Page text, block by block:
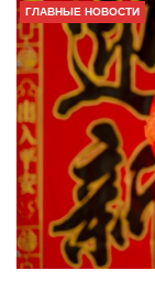
ГЛАВНЫЕ НОВОСТИ